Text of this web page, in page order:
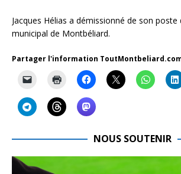
Jacques Hélias a démissionné de son poste
municipal de Montbéliard.
Partager l'information
NOUS SOUTENIR